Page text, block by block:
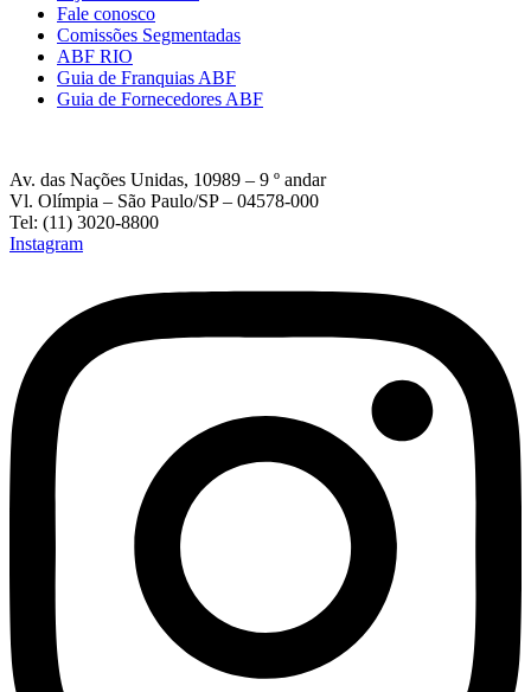
Fale conosco
Comissões Segmentadas
ABF RIO
Guia de Franquias ABF
Guia de Fornecedores ABF
Av. das Nações Unidas, 10989 – 9 º andar
Vl. Olímpia – São Paulo/SP – 04578-000
Tel: (11) 3020-8800
Instagram